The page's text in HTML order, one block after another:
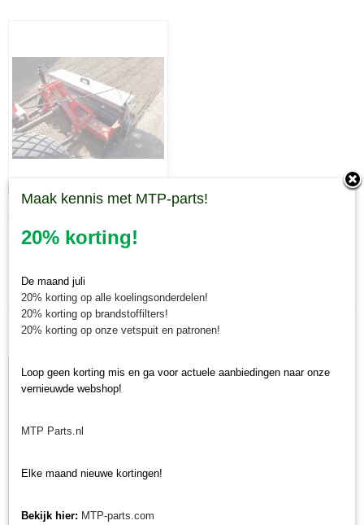
Laatst toegevoegd
Maak kennis met MTP-parts!
20% korting!
De maand juli
20% korting op alle koelingsonderdelen!
20% korting op brandstoffilters!
20% korting op onze vetspuit en patronen!
Loop geen korting mis en ga voor actuele aanbiedingen naar onze
vernieuwde webshop!
MTP Parts.nl
Elke maand nieuwe kortingen!
Bekijk hier: MTP-parts.com